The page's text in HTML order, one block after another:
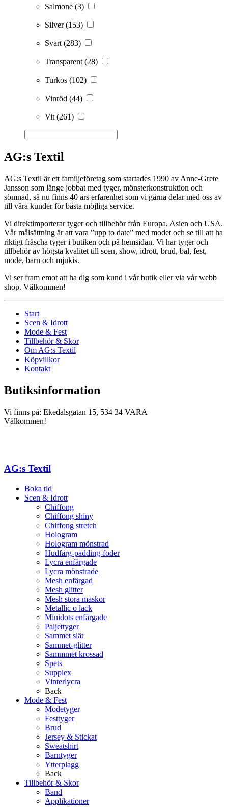
Salmone (3)
Silver(153)
Svart (283)
Transparent (28)
Turkos (102)
Vinröd (44)
Vit (261)
AG:s Textil
AG:s Textil är ett familjeföretag som startades 1990 av Anne-Grete
Jansson som länge jobbat med tyger, mönsterkonstruktion och
sömnad, så nu finns 40 års erfarenhet som vi gärna delar med oss av
till våra kunder för bästa möjliga service.
Vi direktimporterar tyger och tillbehör från Europa, Asien och USA.
Vår målsättning är att vara ”upp to date” med modet och se till att ha
riktigt fräscha tyger i butiken och på hemsidan. Vi har tyger och
tillbehör av högsta kvalitet till scen, show, idrott, brud, bal, fest,
mode, barn och mjukis.
Vi ser fram emot att ha dig som kund i vår butik eller via vår webb
shop. Välkommen!
Start
Scen & Idrott
Mode & Fest
Tillbehör & Skor
Om AG:s Textil
Köpvillkor
Kontakt
Butiksinformation
Vi finns på: Ekedalsgatan 15, 534 34 VARA
Välkommen!
AG:s Textil
Boka tid
Scen & Idrott
Chiffong
Chiffong shiny
Chiffong stretch
Hologram
Hologram mönstrad
Hudfärg-padding-foder
Lycra enfärgade
Lycra mönstrade
Mesh enfärgad
Mesh glitter
Mesh stora maskor
Metallic o lack
Minidots enfärgade
Paljettyger
Sammet slät
Sammet-glitter
Sammmet krossad
Spets
Supplex
Vinterlycra
Back
Mode & Fest
Modetyger
Festtyger
Brud
Jersey & Stickat
Sweatshirt
Barntyger
Ytterplagg
Back
Tillbehör & Skor
Band
Applikationer